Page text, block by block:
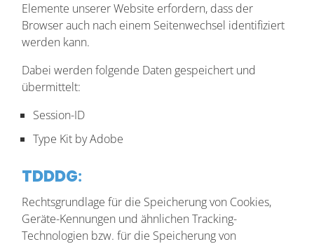
Elemente unserer Website erfordern, dass der
Browser auch nach einem Seitenwechsel identifiziert
werden kann.
Dabei werden folgende Daten gespeichert und
übermittelt:
Session-ID
Type Kit by Adobe
TDDDG:
Rechtsgrundlage für die Speicherung von Cookies,
Geräte-Kennungen und ähnlichen Tracking-
Technologien bzw. für die Speicherung von